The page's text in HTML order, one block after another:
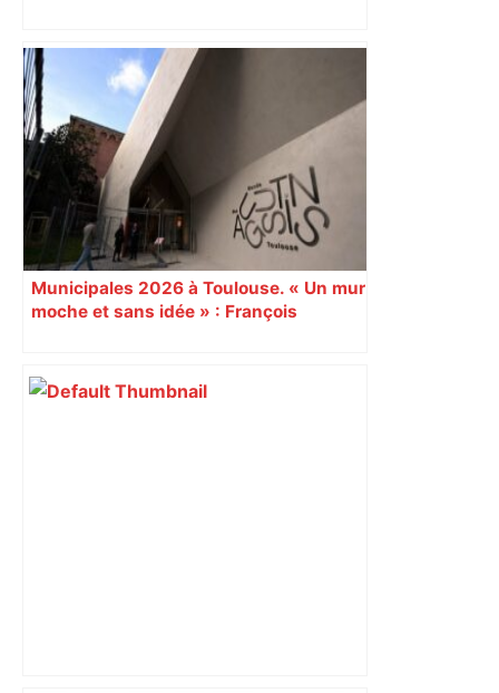
Municipales 2026 à Toulouse. « Un mur
moche et sans idée » : François
Augustins